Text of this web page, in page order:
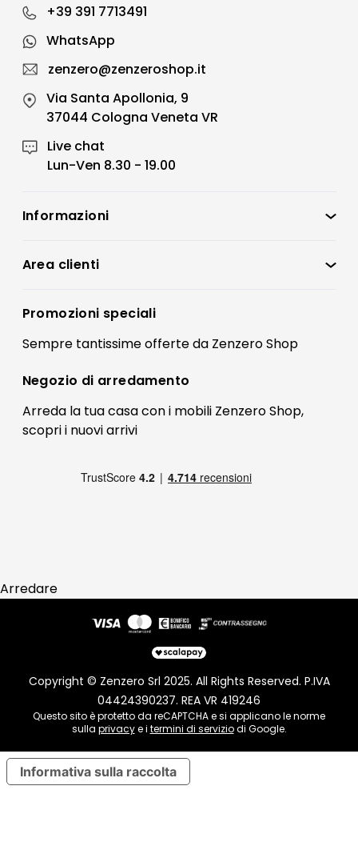
+39 391 7713491
WhatsApp
zenzero@zenzeroshop.it
Via Santa Apollonia, 9
37044 Cologna Veneta VR
Live chat
Lun-Ven 8.30 - 19.00
Informazioni
Condizioni di vendita
Preferenze Cookies
Termini e condizioni
Contatti
FAQ
Pagamenti
Area clienti
Registrati
Il mio account
Promozioni speciali
Sempre tantissimeofferteda Zenzero Shop
Negozio di arredamento
Arreda la tua casa con i mobili Zenzero Shop,
scopri i nuovi arrivi
Arredare
Copyright © Zenzero Srl 2025. All Rights Reserved. P.IVA
04424390237. REA VR 419246
Questo sito è protetto da reCAPTCHA e si applicano le norme
sulla privacye i termini di serviziodi Google.
Informativa sulla raccolta